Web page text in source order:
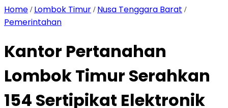
Home / Lombok Timur / Nusa Tenggara Barat /
Pemerintahan
Kantor Pertanahan
Lombok Timur Serahkan
154 Sertipikat Elektronik